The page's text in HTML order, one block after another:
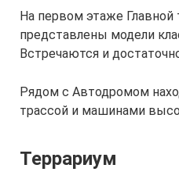
На первом этаже
представлены модели
Встречаются и
Рядом с Автодромом
трассой и машинами
Террариум